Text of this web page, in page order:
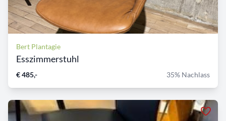
Bert Plantagie
Esszimmerstuhl
€ 485,- 35% Nachlass